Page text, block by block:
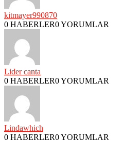
kitmayer990870
0 HABERLER0 YORUMLAR
Lider canta
0 HABERLER0 YORUMLAR
Lindawhich
0 HABERLER0 YORUMLAR